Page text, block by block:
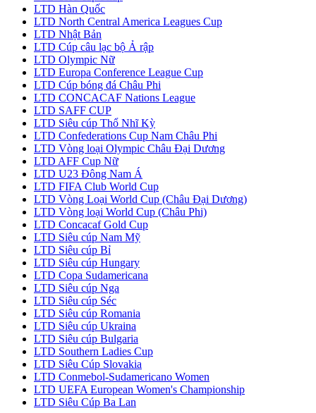
LTD Hàn Quốc
LTD North Central America Leagues Cup
LTD Nhật Bản
LTD Cúp câu lạc bộ Ả rập
LTD Olympic Nữ
LTD Europa Conference League Cup
LTD Cúp bóng đá Châu Phi
LTD CONCACAF Nations League
LTD SAFF CUP
LTD Siêu cúp Thổ Nhĩ Kỳ
LTD Confederations Cup Nam Châu Phi
LTD Vòng loại Olympic Châu Đại Dương
LTD AFF Cup Nữ
LTD U23 Đông Nam Á
LTD FIFA Club World Cup
LTD Vòng Loại World Cup (Châu Đại Dương)
LTD Vòng loại World Cup (Châu Phi)
LTD Concacaf Gold Cup
LTD Siêu cúp Nam Mỹ
LTD Siêu cúp Bỉ
LTD Siêu cúp Hungary
LTD Copa Sudamericana
LTD Siêu cúp Nga
LTD Siêu cúp Séc
LTD Siêu cúp Romania
LTD Siêu cúp Ukraina
LTD Siêu cúp Bulgaria
LTD Southern Ladies Cup
LTD Siêu Cúp Slovakia
LTD Conmebol-Sudamericano Women
LTD UEFA European Women's Championship
LTD Siêu Cúp Ba Lan